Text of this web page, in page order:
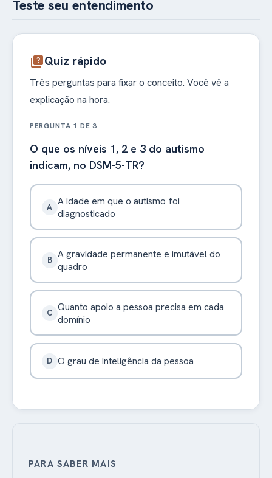
Teste seu entendimento
quizQuiz rápido
Três perguntas para fixar o conceito. Você vê a
explicação na hora.
PERGUNTA 1 DE 3
O que os níveis 1, 2 e 3 do autismo
indicam, no DSM-5-TR?
A A idade em que o autismo foi
diagnosticado
B A gravidade permanente e imutável do
quadro
C Quanto apoio a pessoa precisa em cada
domínio
D O grau de inteligência da pessoa
PARA SABER MAIS